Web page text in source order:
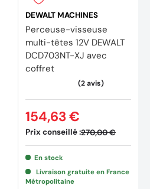
DEWALT MACHINES
Perceuse-visseuse
multi-têtes 12V DEWALT
DCD703NT-XJ avec
coffret
Prix conseillé :270,00 €
154,63 €
En stock
Livraison gratuite en France
Métropolitaine